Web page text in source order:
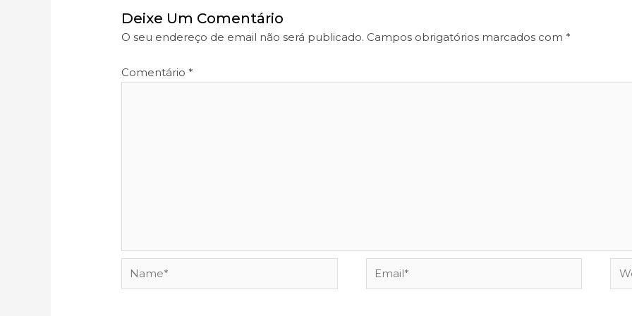
Deixe Um Comentário
O seu endereço de email não será publicado. Campos obrigatórios marcados com *
Comentário *
Name* Email*